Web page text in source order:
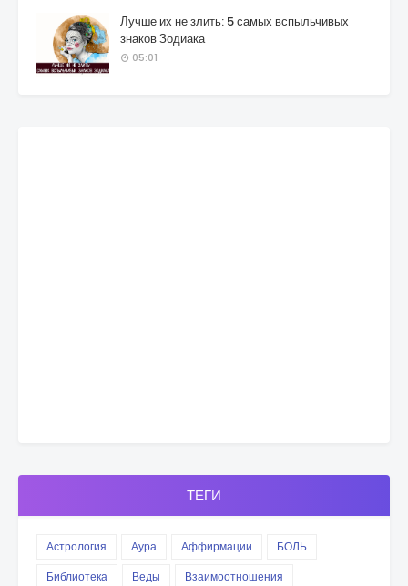
Лучше их не злить: 5 самых вспыльчивых
знаков Зодиака
05:01
ТЕГИ
Астрология Аура Аффирмации
БОЛЬ
Библиотека
Веды
Взаимоотношения